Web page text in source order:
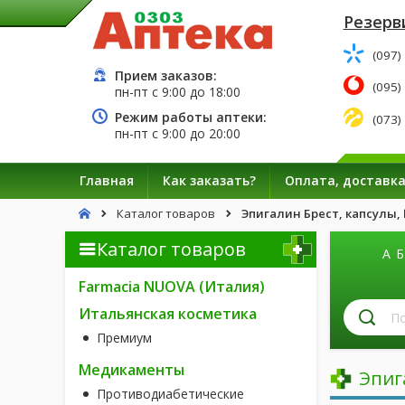
Прием заказов:
пн-пт с9:00 до 18:00
Режим работы аптеки:
пн-пт с9:00 до 20:00
(097)
(095)
(073)
Главная Как заказать? Оплата, доставка
Каталог товаров Эпигалин Брест,
Каталог товаров
Farmacia NUOVA (Италия)
Итальянская косметика
Премиум
Медикаменты
Противодиабетические
А Б